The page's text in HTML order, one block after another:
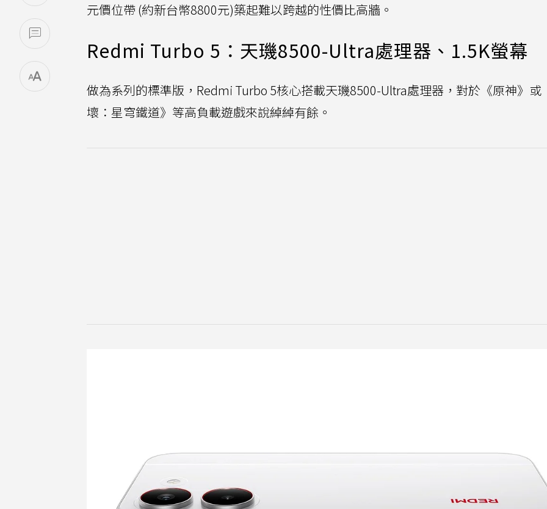
元價位帶 (約新台幣8800元)築起難以跨越的性價比高牆。
Redmi Turbo 5：天璣8500-Ultra處理器、1.5K螢幕
做為系列的標準版，Redmi Turbo 5核心搭載天璣8500-Ultra處理器，對於《原神》或
壞：星穹鐵道》等高負載遊戲來說綽綽有餘。